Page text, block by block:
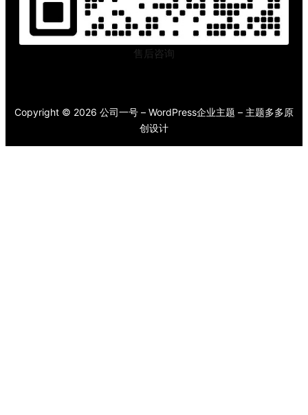
售后咨询
Copyright © 2026 公司一号 – WordPress企业主题 – 主题多多原
创设计